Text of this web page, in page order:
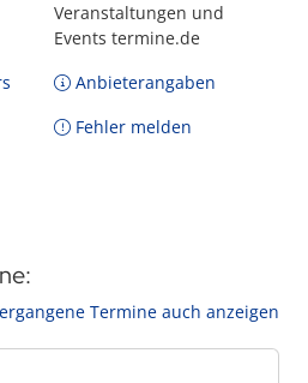
Veranstaltungen und
Events termine.de
Anbieterangaben
Fehler melden
Termine auch anzeigen